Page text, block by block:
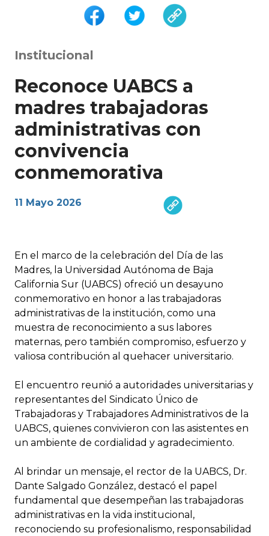
Institucional
Reconoce UABCS a
madres trabajadoras
administrativas con
convivencia
conmemorativa
11 Mayo 2026
En el marco de la celebración del Día de las
Madres, la Universidad Autónoma de Baja
California Sur (UABCS) ofreció un desayuno
conmemorativo en honor a las trabajadoras
administrativas de la institución, como una
muestra de reconocimiento a sus labores
maternas, pero también compromiso, esfuerzo y
valiosa contribución al quehacer universitario.
El encuentro reunió a autoridades universitarias y
representantes del Sindicato Único de
Trabajadoras y Trabajadores Administrativos de la
UABCS, quienes convivieron con las asistentes en
un ambiente de cordialidad y agradecimiento.
Al brindar un mensaje, el rector de la UABCS, Dr.
Dante Salgado González, destacó el papel
fundamental que desempeñan las trabajadoras
administrativas en la vida institucional,
reconociendo su profesionalismo, responsabilidad